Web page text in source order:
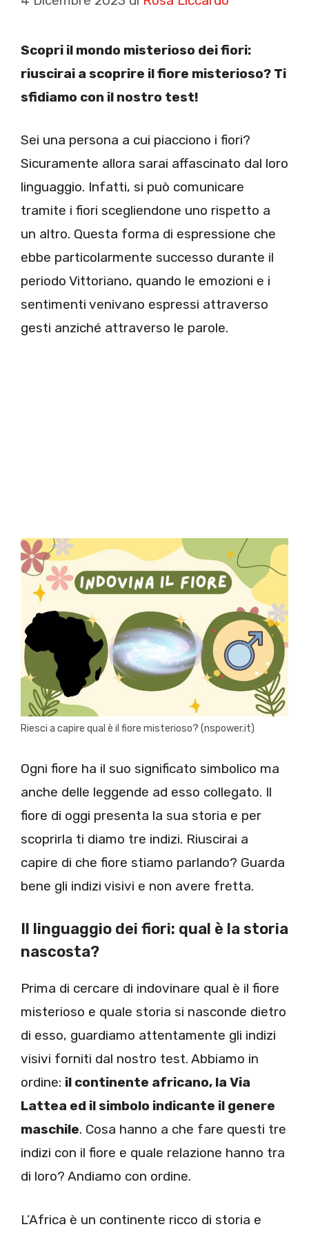
Scopri il mondo misterioso dei fiori:
riuscirai a scoprire il fiore misterioso? Ti
sfidiamo con il nostro test!
Sei una persona a cui piacciono i fiori?
Sicuramente allora sarai affascinato dal loro
linguaggio. Infatti, si può comunicare
tramite i fiori scegliendone uno rispetto a
un altro. Questa forma di espressione che
ebbe particolarmente successo durante il
periodo Vittoriano, quando le emozioni e i
sentimenti venivano espressi attraverso
gesti anziché attraverso le parole.
Riesci a capire qual è il fiore misterioso? (nspower.it)
Ogni fiore ha il suo significato simbolico ma
anche delle leggende ad esso collegato. Il
fiore di oggi presenta la sua storia e per
scoprirla ti diamo tre indizi. Riuscirai a
capire di che fiore stiamo parlando? Guarda
bene gli indizi visivi e non avere fretta.
Il linguaggio dei fiori: qual è la storia
nascosta?
Prima di cercare di indovinare qual è il fiore
misterioso e quale storia si nasconde dietro
di esso, guardiamo attentamente gli indizi
visivi forniti dal nostro test. Abbiamo in
ordine: il continente africano, la Via
Lattea ed il simbolo indicante il genere
maschile. Cosa hanno a che fare questi tre
indizi con il fiore e quale relazione hanno tra
di loro? Andiamo con ordine.
L’Africa è un continente ricco di storia e